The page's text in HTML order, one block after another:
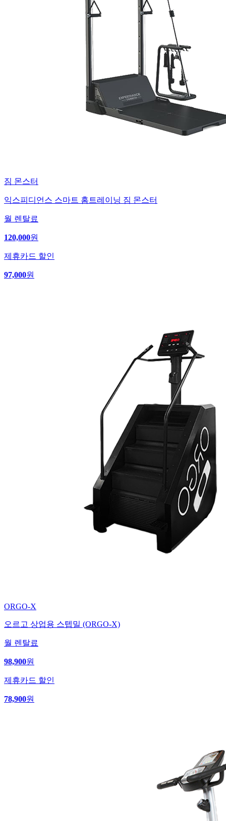
짐 몬스터
익스피디언스 스마트 홈트레이닝 짐 몬스터
월 렌탈료
120,000원
제휴카드 할인
97,000원
ORGO-X
오르고 상업용 스텝밀 (ORGO-X)
월 렌탈료
98,900원
제휴카드 할인
78,900원